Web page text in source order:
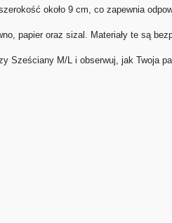
około 9 cm, co zapewnia
papier oraz sizal. Materiały te są
Sześciany M/L i obserwuj, jak Twoja